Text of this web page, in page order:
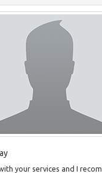
your services and I